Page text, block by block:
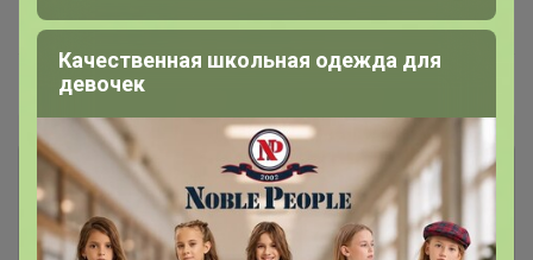
Ожидание ~ 15 дней
Пристрой
Комментарии к лотам 1.1K
Отзывы участников 1.7K
Качественная школьная одежда для
девочек